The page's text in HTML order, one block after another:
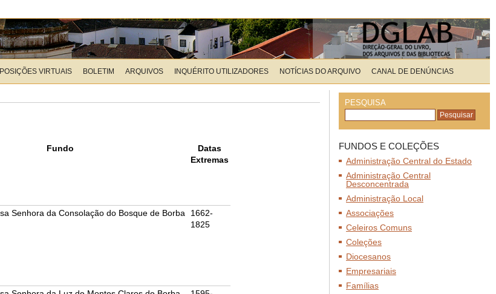
VIRTUAIS BOLETIM ARQUIVOS INQUÉRITO UTILIZADORES NOTÍCIAS DO ARQUIVO CANAL DE DENÚNCIAS
Fundo
Datas
Extremas
Senhora da Consolação do Bosque de Borba
1662-
1825
PESQUISA
FUNDOS E COLEÇÕES
Administração Central do Estado
Administração Central
Desconcentrada
Administração Local
Associações
Celeiros Comuns
Coleções
Diocesanos
Empresariais
Famílias